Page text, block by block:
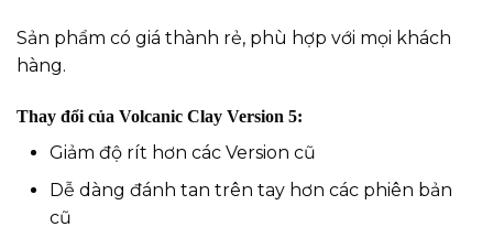
Sản phẩm có giá thành rẻ, phù hợp với mọi khách
hàng.
Thay đổi của Volcanic Clay Version 5:
Giảm độ rít hơn các Version cũ
Dễ dàng đánh tan trên tay hơn các phiên bản
cũ